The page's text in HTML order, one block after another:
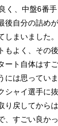
く、中盤6番
後自分の詰め
しまいました
もよく、その
ート自体はす
には思ってい
シャイ選手に
り戻してから
、すごい良か